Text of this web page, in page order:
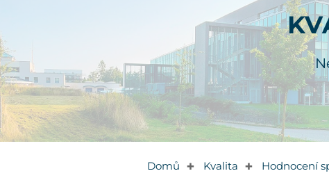
Domů ✚ Kvalita ✚ Hodnocení